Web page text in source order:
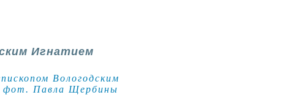
Игнатием
Вологодским
фот. Павла Щербины